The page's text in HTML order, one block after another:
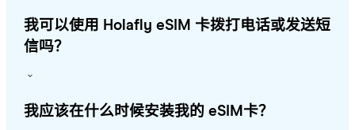
我可以使用 Holafly eSIM 卡拨打电话或发送短
信吗？
我应该在什么时候安装我的 eSIM卡？